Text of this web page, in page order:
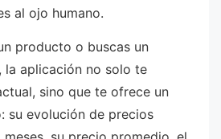
al ojo humano.
producto o buscas un
aplicación no solo te
sino que te ofrece un
su evolución de precios